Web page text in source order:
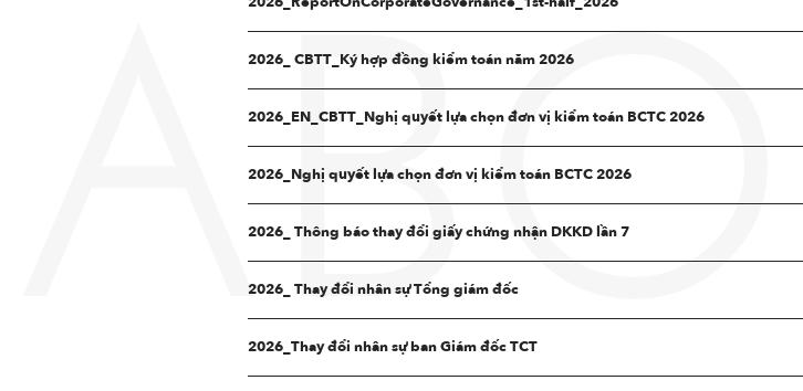
2026_ CBTT_Ký hợp đồng kiểm toán năm 2026
2026_EN_CBTT_Nghị quyết lựa chọn đơn vị kiểm toán BCTC 2026
2026_Nghị quyết lựa chọn đơn vị kiểm toán BCTC 2026
2026_ Thông báo thay đổi giấy chứng nhận DKKD lần 7
2026_ Thay đổi nhân sự Tổng giám đốc
2026_Thay đổi nhân sự ban Giám đốc TCT